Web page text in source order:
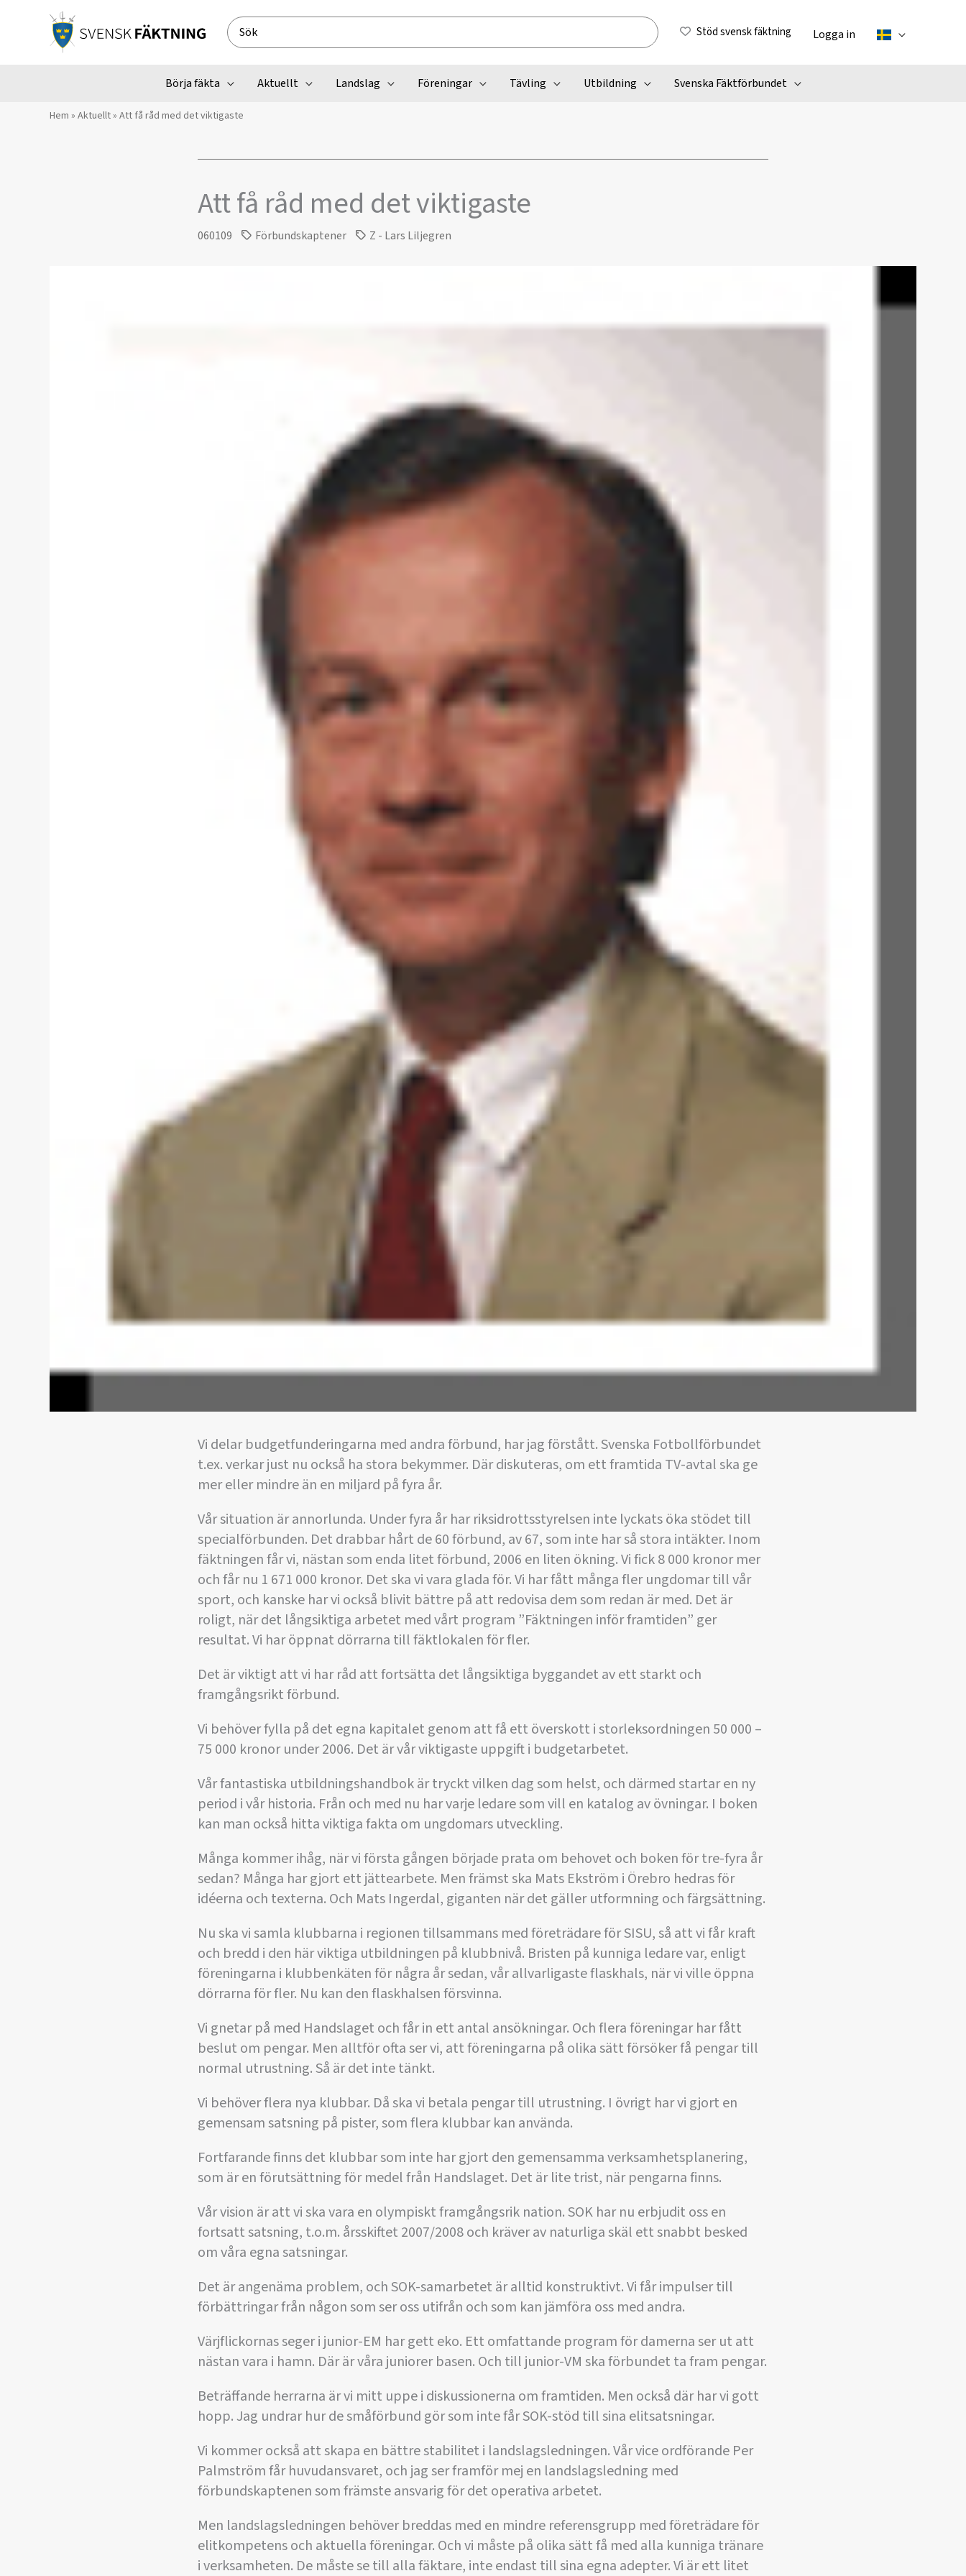
Search
for:
Stöd svensk fäktning Logga in
Börja fäkta Aktuellt Landslag Föreningar Tävling Utbildning Svenska Fäktförbundet
Hem » Aktuellt» Att få råd med det viktigaste
Att få råd med det viktigaste
060109 Förbundskaptener Z - Lars Liljegren
Vi delar budgetfunderingarna med andra förbund, har jag förstått. Svenska Fotbollförbundet
t.ex. verkar just nu också ha stora bekymmer. Där diskuteras, om ett framtida TV-avtal ska ge
mer eller mindre än en miljard på fyra år.
Vår situation är annorlunda. Under fyra år har riksidrottsstyrelsen inte lyckats öka stödet till
specialförbunden. Det drabbar hårt de 60 förbund, av 67, som inte har så stora intäkter. Inom
fäktningen får vi, nästan som enda litet förbund, 2006 en liten ökning. Vi fick 8 000 kronor mer
och får nu 1 671 000 kronor. Det ska vi vara glada för. Vi har fått många fler ungdomar till vår
sport, och kanske har vi också blivit bättre på att redovisa dem som redan är med. Det är
roligt, när det långsiktiga arbetet med vårt program ”Fäktningen inför framtiden” ger
resultat. Vi har öppnat dörrarna till fäktlokalen för fler.
Det är viktigt att vi har råd att fortsätta det långsiktiga byggandet av ett starkt och
framgångsrikt förbund.
Vi behöver fylla på det egna kapitalet genom att få ett överskott i storleksordningen 50 000 –
75 000 kronor under 2006. Det är vår viktigaste uppgift i budgetarbetet.
Vår fantastiska utbildningshandbok är tryckt vilken dag som helst, och därmed startar en ny
period i vår historia. Från och med nu har varje ledare som vill en katalog av övningar. I boken
kan man också hitta viktiga fakta om ungdomars utveckling.
Många kommer ihåg, när vi första gången började prata om behovet och boken för tre-fyra år
sedan? Många har gjort ett jättearbete. Men främst ska Mats Ekström i Örebro hedras för
idéerna och texterna. Och Mats Ingerdal, giganten när det gäller utformning och färgsättning.
Nu ska vi samla klubbarna i regionen tillsammans med företrädare för SISU, så att vi får kraft
och bredd i den här viktiga utbildningen på klubbnivå. Bristen på kunniga ledare var, enligt
föreningarna i klubbenkäten för några år sedan, vår allvarligaste flaskhals, när vi ville öppna
dörrarna för fler. Nu kan den flaskhalsen försvinna.
Vi gnetar på med Handslaget och får in ett antal ansökningar. Och flera föreningar har fått
beslut om pengar. Men alltför ofta ser vi, att föreningarna på olika sätt försöker få pengar till
normal utrustning. Så är det inte tänkt.
Vi behöver flera nya klubbar. Då ska vi betala pengar till utrustning. I övrigt har vi gjort en
gemensam satsning på pister, som flera klubbar kan använda.
Fortfarande finns det klubbar som inte har gjort den gemensamma verksamhetsplanering,
som är en förutsättning för medel från Handslaget. Det är lite trist, när pengarna finns.
Vår vision är att vi ska vara en olympiskt framgångsrik nation. SOK har nu erbjudit oss en
fortsatt satsning, t.o.m. årsskiftet 2007/2008 och kräver av naturliga skäl ett snabbt besked
om våra egna satsningar.
Det är angenäma problem, och SOK-samarbetet är alltid konstruktivt. Vi får impulser till
förbättringar från någon som ser oss utifrån och som kan jämföra oss med andra.
Värjflickornas seger i junior-EM har gett eko. Ett omfattande program för damerna ser ut att
nästan vara i hamn. Där är våra juniorer basen. Och till junior-VM ska förbundet ta fram pengar.
Beträffande herrarna är vi mitt uppe i diskussionerna om framtiden. Men också där har vi gott
hopp. Jag undrar hur de småförbund gör som inte får SOK-stöd till sina elitsatsningar.
Vi kommer också att skapa en bättre stabilitet i landslagsledningen. Vår vice ordförande Per
Palmström får huvudansvaret, och jag ser framför mej en landslagsledning med
förbundskaptenen som främste ansvarig för det operativa arbetet.
Men landslagsledningen behöver breddas med en mindre referensgrupp med företrädare för
elitkompetens och aktuella föreningar. Och vi måste på olika sätt få med alla kunniga tränare
i verksamheten. De måste se till alla fäktare, inte endast till sina egna adepter. Vi är ett litet